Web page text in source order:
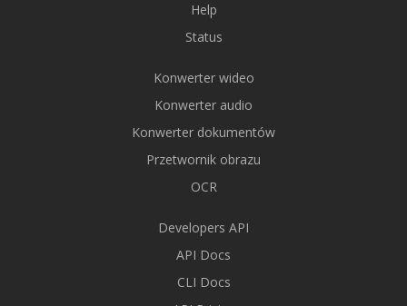
Help
Status
Konwerter wideo
Konwerter audio
Konwerter dokumentów
Przetwornik obrazu
OCR
Developers API
API Docs
CLI Docs